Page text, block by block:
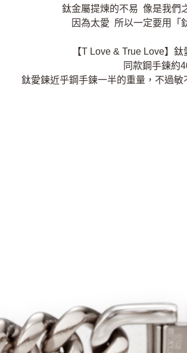
鈦金屬提煉的不易 像是我們
因為太愛 所以一定要用「
【T Love & True Love】
同款鋼手鍊約
鈦愛鍊近乎鋼手鍊一半的重量，不過